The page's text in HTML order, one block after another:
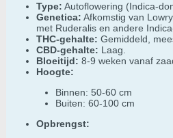
Type: Autoflowering (Indica-
Genetica: Afkomstig van
met Ruderalis en andere
THC-gehalte: Gemiddeld,
CBD-gehalte: Laag.
Bloeitijd: 8-9 weken vanaf
Hoogte:
Binnen: 50-60 cm
Buiten: 60-100 cm
Opbrengst: